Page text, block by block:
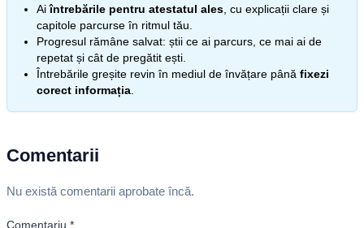
Aiîntrebările pentru atestatul ales , cu explicații clare și
capitole parcurse în ritmul tău.
Progresul rămâne salvat: știi ce ai parcurs, ce mai ai de
repetat și cât de pregătit ești.
Întrebările greșite revin în mediul de învățare până fixezi
corect informația
Comentarii
Nu există comentarii aprobate încă.
Comentariu *